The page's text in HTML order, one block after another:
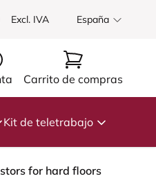
Excl. IVA España
Carrito de compras
Kit de teletrabajo
for hard floors